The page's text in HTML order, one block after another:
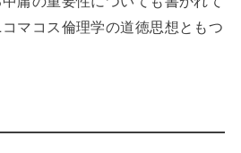
マコス倫理学の道徳思想ともつ